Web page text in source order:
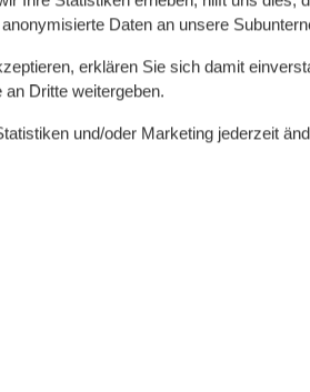
Daten an unsere
erklären Sie sich damit
Dritte weitergeben.
und/oder Marketing jederzeit